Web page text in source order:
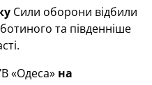
Сили оборони відбили
та південніше
«Одеса» на